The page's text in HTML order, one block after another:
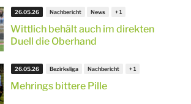
Wittlich behält auch im direkten
Duell die Oberhand
26.05.26 Nachbericht News
Mehrings bittere Pille
26.05.26 Bezirksliga Nachbericht